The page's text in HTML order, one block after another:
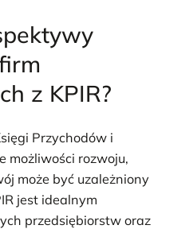
z KPIR?
Przychodów i
możliwości rozwoju,
może być uzależniony
jest idealnym
przedsiębiorstw oraz